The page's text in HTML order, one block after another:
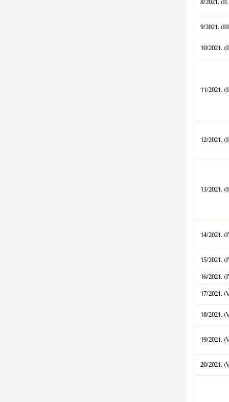
8/2021.
9/2021.
10/2021.
11/2021.
12/2021.
13/2021.
14/2021.
15/2021.
16/2021.
17/2021.
18/2021.
19/2021.
20/2021.